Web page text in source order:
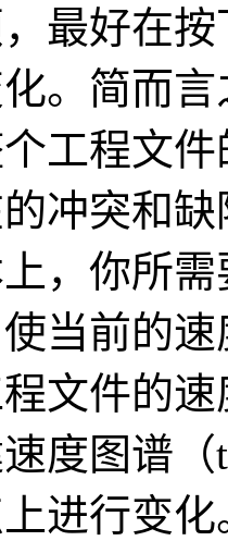
好在按
简而言
程文件
突和缺
你所需
当前的
文件的
度图谱（
进行变